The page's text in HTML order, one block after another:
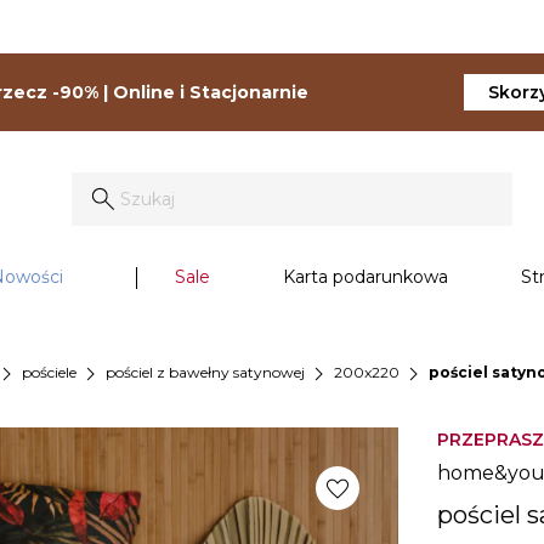
-90% | Online i Stacjonarnie
Sale Karta podarunkowa
chevron_right pościele chevron_right pościel z bawełny satynowej chevron_right 200x220 chevron_right pościel
home&you
pościel
favorite